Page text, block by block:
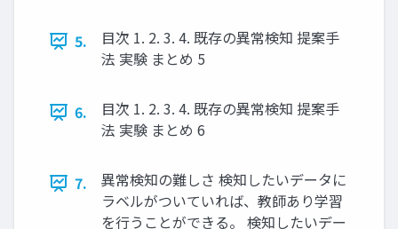
5.
目次 1. 2. 3. 4. 既存の異常検知 提案手
法 実験 まとめ 5
6.
目次 1. 2. 3. 4. 既存の異常検知 提案手
法 実験 まとめ 6
7.
異常検知の難しさ 検知したいデータに
ラベルがついていれば、教師あり学習
を行うことができる。 検知したいデー